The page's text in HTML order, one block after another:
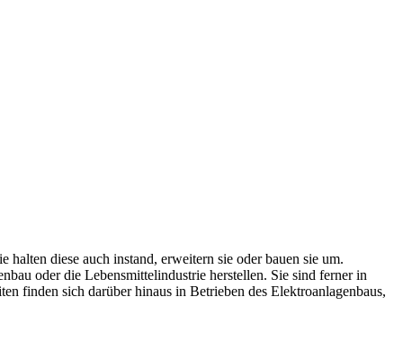
diese auch instand, erweitern sie oder bauen sie um.
oder die Lebensmittelindustrie herstellen. Sie sind ferner in
finden sich darüber hinaus in Betrieben des Elektroanlagenbaus,